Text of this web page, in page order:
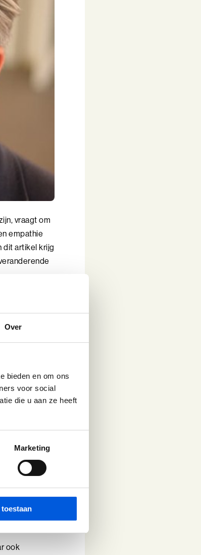
Over
bieden en om ons
voor social
die u aan ze heeft
Marketing
vraagt om
empathie
dit artikel krijg
zich
dan groot om
maar
ook